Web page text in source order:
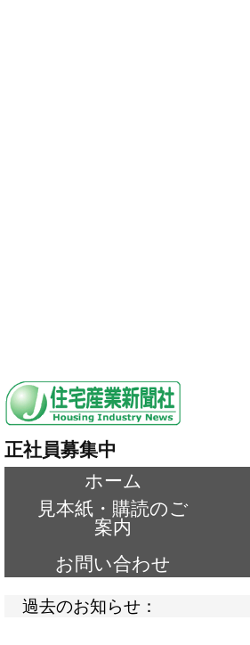
正社員募集中
ホーム
見本紙・購読のご
案内
お問い合わせ
過去のお知らせ：